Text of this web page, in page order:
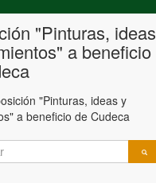
"Pinturas, ideas
a beneficio
"Pinturas, ideas y
a beneficio de Cudeca